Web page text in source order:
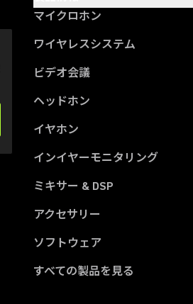
マイクロホン
ワイヤレスシステム
ビデオ会議
ヘッドホン
イヤホン
インイヤーモニタリング
ミキサー & DSP
アクセサリー
ソフトウェア
すべての製品を見る